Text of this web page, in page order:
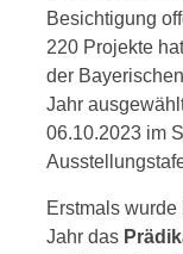
Besichtigung
220 Projekte
der
Jahr
06.10.2023 im
Erstmals
Jahr das